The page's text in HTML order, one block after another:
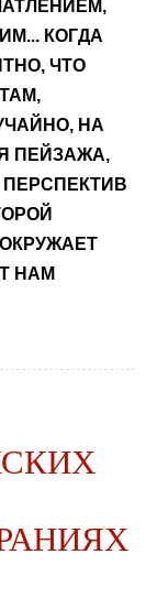
КОГДА
ЧТО
НА
ПЕЙЗАЖА,
НАМ